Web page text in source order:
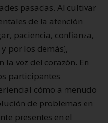
pasadas. Al cultivar
de la atención
paciencia, confianza,
por los demás),
la voz del corazón. En
participantes
cómo a menudo
de problemas en
presentes en el